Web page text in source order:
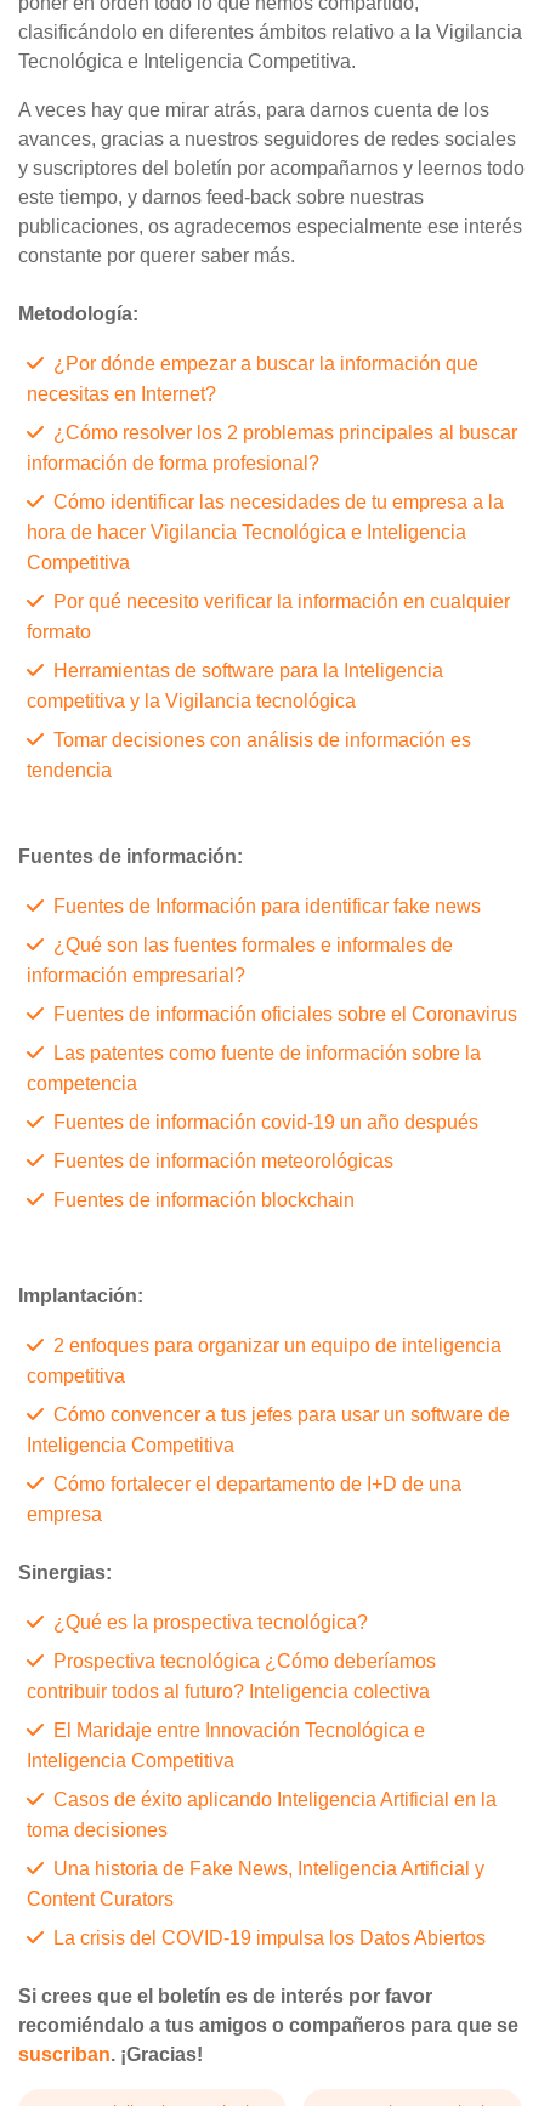
clasificándolo en diferentes ámbitos relativo a la Vigilancia
Tecnológica e Inteligencia Competitiva.
A veces hay que mirar atrás, para darnos cuenta de los
avances, gracias a nuestros seguidores de redes sociales
y suscriptores del boletín por acompañarnos y leernos todo
este tiempo, y darnos feed-back sobre nuestras
publicaciones, os agradecemos especialmente ese interés
constante por querer saber más.
Metodología:
¿Por dónde empezar a buscar la información que
necesitas en Internet?
¿Cómo resolver los 2 problemas principales al buscar
información de forma profesional?
Cómo identificar las necesidades de tu empresa a la
hora de hacer Vigilancia Tecnológica e Inteligencia
Competitiva
Por qué necesito verificar la información en cualquier
formato
Herramientas de software para la Inteligencia
competitiva y la Vigilancia tecnológica
Tomar decisiones con análisis de información es
tendencia
Fuentes de información:
Fuentes de Información para identificar fake news
¿Qué son las fuentes formales e informales de
información empresarial?
Fuentes de información oficiales sobre el Coronavirus
Las patentes como fuente de información sobre la
competencia
Fuentes de información covid-19 un año después
Fuentes de información meteorológicas
Fuentes de información blockchain
Implantación:
2 enfoques para organizar un equipo de inteligencia
competitiva
Cómo convencer a tus jefes para usar un software de
Inteligencia Competitiva
Cómo fortalecer el departamento de I+D de una
empresa
Sinergias:
¿Qué es la prospectiva tecnológica?
Prospectiva tecnológica ¿Cómo deberíamos
contribuir todos al futuro? Inteligencia colectiva
El Maridaje entre Innovación Tecnológica e
Inteligencia Competitiva
Casos de éxito aplicando Inteligencia Artificial en la
toma decisiones
Una historia de Fake News, Inteligencia Artificial y
Content Curators
La crisis del COVID-19 impulsa los Datos Abiertos
Si crees que el boletín es de interés por favor
recomiéndalo a tus amigos o compañeros para que se
suscriban. ¡Gracias!